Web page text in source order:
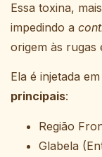
Essa toxina,
impedindo a
origem às rugas
Ela é injetada
principais:
Região
Glabela